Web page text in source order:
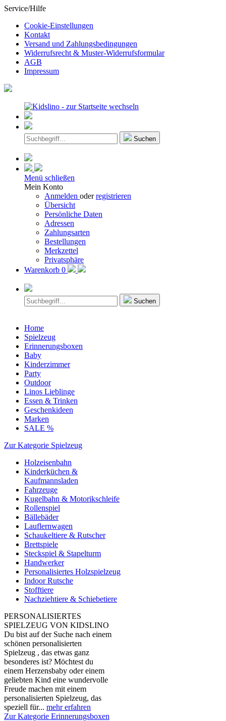
Service/Hilfe
Cookie-Einstellungen
Kontakt
Versand und Zahlungsbedingungen
Widerrufsrecht & Muster-Widerrufsformular
AGB
Impressum
Suchen
Menü schließen
Mein Konto
Anmelden oderregistrieren
Übersicht
Persönliche Daten
Adressen
Zahlungsarten
Bestellungen
Merkzettel
Privatsphäre
Warenkorb 0
Suchen
Home
Spielzeug
Erinnerungsboxen
Baby
Kinderzimmer
Party
Outdoor
Linos Lieblinge
Essen & Trinken
Geschenkideen
Marken
SALE %
Zur Kategorie Spielzeug
Holzeisenbahn
Kinderküchen &
Kaufmannsladen
Fahrzeuge
Kugelbahn & Motorikschleife
Rollenspiel
Bällebäder
Lauflernwagen
Schaukeltiere & Rutscher
Brettspiele
Steckspiel & Stapelturm
Handwerker
Personalisiertes Holzspielzeug
Indoor Rutsche
Stofftiere
Nachziehtiere & Schiebetiere
PERSONALISIERTES
SPIELZEUG VON KIDSLINO
Du bist auf der Suche nach einem
schönen personalisierten
Spielzeug , das etwas ganz
besonderes ist? Möchtest du
einem Herzensbaby oder einem
geliebten Kind eine wundervolle
Freude machen mit einem
personalisierten Spielzeug, das
speziell für... mehr erfahren
Zur Kategorie Erinnerungsboxen